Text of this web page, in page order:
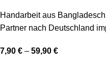
Handarbeit aus
Partner nach Deutschland
7,90€ –59,90€